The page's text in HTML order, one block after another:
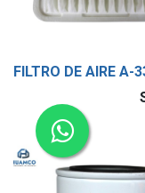
FILTRO DE AIRE A-